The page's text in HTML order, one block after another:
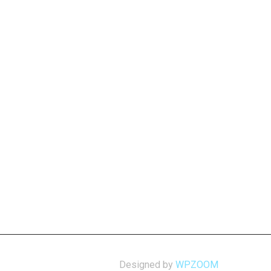
Designed by WPZOOM